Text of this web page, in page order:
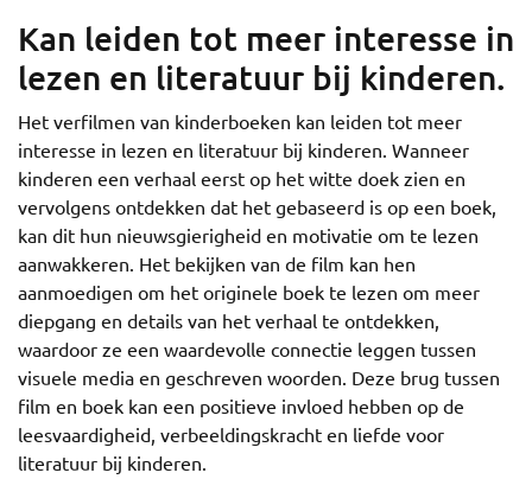
Kan leiden tot meer interesse in
lezen en literatuur bij kinderen.
Het verfilmen van kinderboeken kan leiden tot meer
interesse in lezen en literatuur bij kinderen. Wanneer
kinderen een verhaal eerst op het witte doek zien en
vervolgens ontdekken dat het gebaseerd is op een boek,
kan dit hun nieuwsgierigheid en motivatie om te lezen
aanwakkeren. Het bekijken van de film kan hen
aanmoedigen om het originele boek te lezen om meer
diepgang en details van het verhaal te ontdekken,
waardoor ze een waardevolle connectie leggen tussen
visuele media en geschreven woorden. Deze brug tussen
film en boek kan een positieve invloed hebben op de
leesvaardigheid, verbeeldingskracht en liefde voor
literatuur bij kinderen.